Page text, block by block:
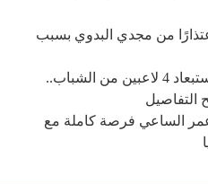
من مجدي البدوي بسبب
الزمالك يكشف أسباب استبعاد 4 لاعبين من الشباب..
الساعي فرصة كاملة مع